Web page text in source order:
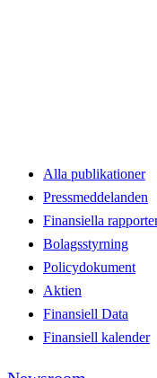
Alla publikationer
Pressmeddelanden
Finansiella
Bolagsstyrning
Policydokument
Aktien
Finansiell Data
Finansiell kalender